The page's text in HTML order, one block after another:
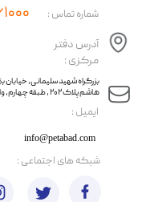
​ایمیل :
آدرس دفتر
مرکزی :
info@petabad.com
​​بزرگراه شهید سلیمانی، خیابان
هاشم پلاک ۲۰۲ ، طبقه چهارم، واحد ۴۳
شماره تماس :
​شبکه های اجتماعی :